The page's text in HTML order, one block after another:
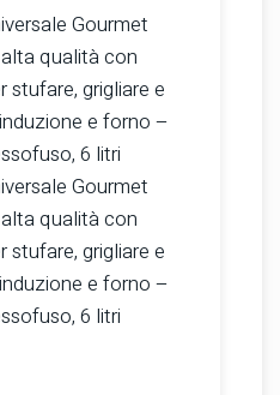
Gourmet
qualità con
stufare, grigliare e
e forno –
6 litri
Gourmet
qualità con
stufare, grigliare e
e forno –
6 litri